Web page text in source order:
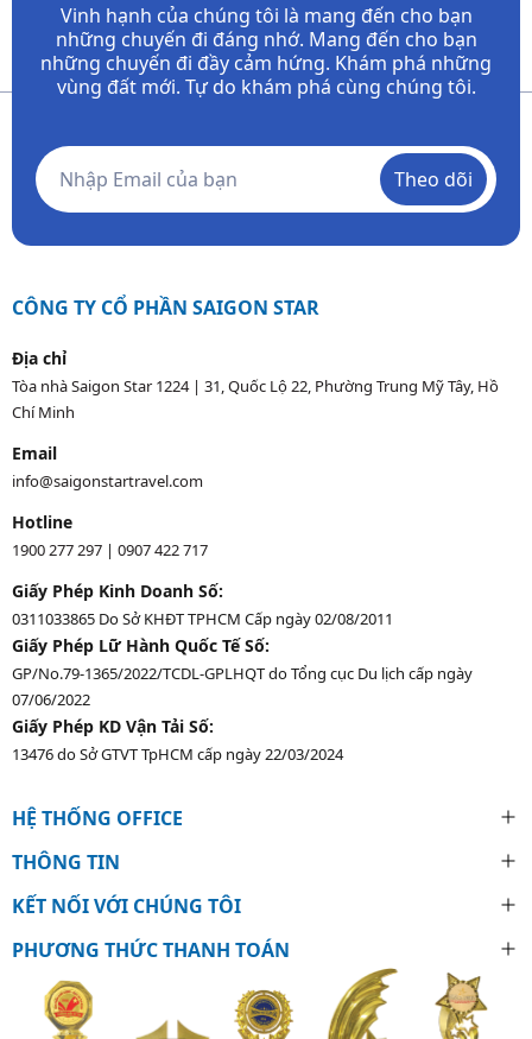
Vinh hạnh của chúng tôi là mang đến cho bạn
những chuyến đi đáng nhớ. Mang đến cho bạn
những chuyến đi đầy cảm hứng. Khám phá những
vùng đất mới. Tự do khám phá cùng chúng tôi.
Theo dõi
CÔNG TY CỔ PHẦN SAIGON STAR
Địa chỉ
Tòa nhà Saigon Star 1224 | 31, Quốc Lộ 22, Phường Trung Mỹ Tây, Hồ
Chí Minh
Email
info@saigonstartravel.com
Hotline
1900 277 297 | 0907 422 717
Giấy Phép Kinh Doanh Số:
0311033865 Do Sở KHĐT TPHCM Cấp ngày 02/08/2011
Giấy Phép Lữ Hành Quốc Tế Số:
GP/No.79-1365/2022/TCDL-GPLHQT do Tổng cục Du lịch cấp ngày
07/06/2022
Giấy Phép KD Vận Tải Số:
13476 do Sở GTVT TpHCM cấp ngày 22/03/2024
HỆ THỐNG OFFICE
THÔNG TIN
KẾT NỐI VỚI CHÚNG TÔI
PHƯƠNG THỨC THANH TOÁN